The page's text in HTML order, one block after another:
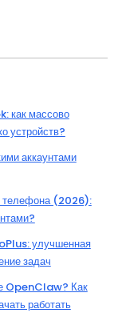
как массово
устройств?
аккаунтами
телефона (2026):
улучшенная
задач
OpenClaw? Как
работать